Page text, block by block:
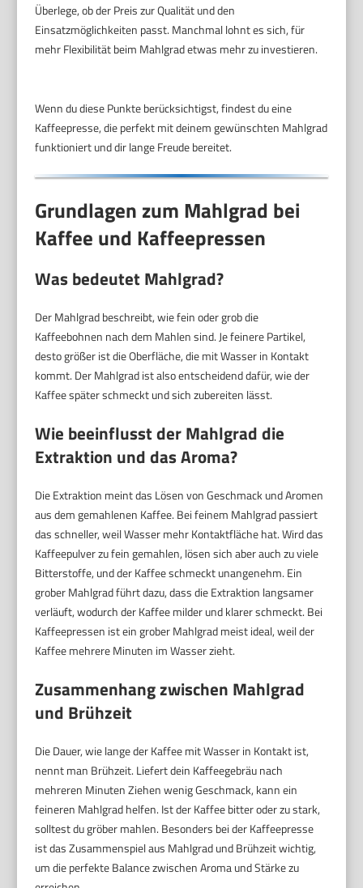
Überlege, ob der Preis zur Qualität und den
Einsatzmöglichkeiten passt. Manchmal lohnt es sich, für
mehr Flexibilität beim Mahlgrad etwas mehr zu investieren.
Wenn du diese Punkte berücksichtigst, findest du eine
Kaffeepresse, die perfekt mit deinem gewünschten Mahlgrad
funktioniert und dir lange Freude bereitet.
Grundlagen zum Mahlgrad bei
Kaffee und Kaffeepressen
Was bedeutet Mahlgrad?
Der Mahlgrad beschreibt, wie fein oder grob die
Kaffeebohnen nach dem Mahlen sind. Je feinere Partikel,
desto größer ist die Oberfläche, die mit Wasser in Kontakt
kommt. Der Mahlgrad ist also entscheidend dafür, wie der
Kaffee später schmeckt und sich zubereiten lässt.
Wie beeinflusst der Mahlgrad die
Extraktion und das Aroma?
Die Extraktion meint das Lösen von Geschmack und Aromen
aus dem gemahlenen Kaffee. Bei feinem Mahlgrad passiert
das schneller, weil Wasser mehr Kontaktfläche hat. Wird das
Kaffeepulver zu fein gemahlen, lösen sich aber auch zu viele
Bitterstoffe, und der Kaffee schmeckt unangenehm. Ein
grober Mahlgrad führt dazu, dass die Extraktion langsamer
verläuft, wodurch der Kaffee milder und klarer schmeckt. Bei
Kaffeepressen ist ein grober Mahlgrad meist ideal, weil der
Kaffee mehrere Minuten im Wasser zieht.
Zusammenhang zwischen Mahlgrad
und Brühzeit
Die Dauer, wie lange der Kaffee mit Wasser in Kontakt ist,
nennt man Brühzeit. Liefert dein Kaffeegebräu nach
mehreren Minuten Ziehen wenig Geschmack, kann ein
feineren Mahlgrad helfen. Ist der Kaffee bitter oder zu stark,
solltest du gröber mahlen. Besonders bei der Kaffeepresse
ist das Zusammenspiel aus Mahlgrad und Brühzeit wichtig,
um die perfekte Balance zwischen Aroma und Stärke zu